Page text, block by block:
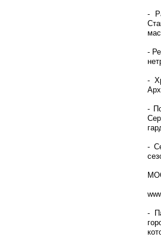
-
-
-
-
-
-